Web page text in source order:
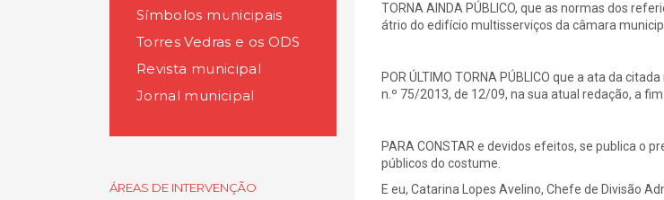
Símbolos municipais
Torres Vedras e os ODS
Revista municipal
Jornal municipal
ÁREAS DE INTERVENÇÃO
TORNA AINDA PÚBLICO, que as normas dos
átrio do edifício multisserviços da câmara
POR ÚLTIMO TORNA PÚBLICO que a ata da
n.º 75/2013, de 12/09, na sua atual redação, a
PARA CONSTAR e devidos efeitos, se publica o
públicos do costume.
E eu, Catarina Lopes Avelino, Chefe de Divisão